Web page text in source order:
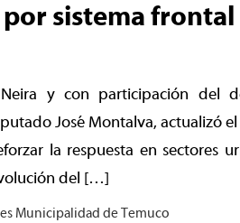
sistema frontal
y con participación del
José Montalva, actualizó
la respuesta en sectores
del […]
Municipalidad de Temuco